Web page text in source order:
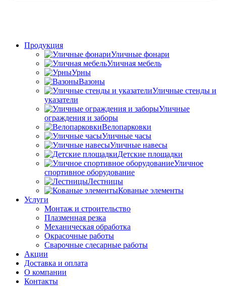
Продукция
Уличные фонари
Уличная мебель
Урны
Вазоны
Уличные стенды и
указатели
Уличные
ограждения и заборы
Велопарковки
Уличные часы
Уличные навесы
Детские площадки
Уличное
спортивное оборудование
Лестницы
Кованые элементы
Услуги
Монтаж и строительство
Плазменная резка
Механическая обработка
Окрасочные работы
Сварочные слесарные работы
Акции
Доставка и оплата
О компании
Контакты